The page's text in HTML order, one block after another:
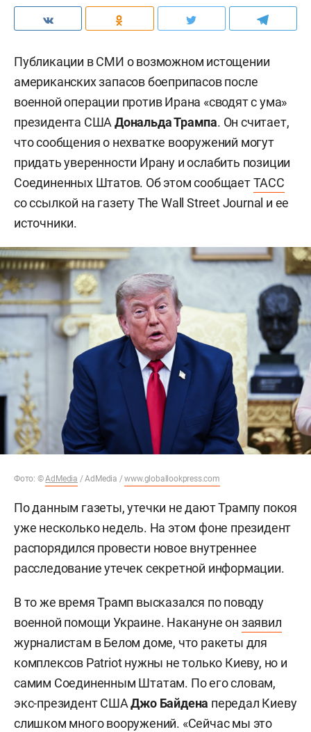
Публикации в СМИ о возможном истощении
американских запасов боеприпасов после
военной операции против Ирана «сводят с ума»
президента СШАДональда Трампа. Он считает,
что сообщения о нехватке вооружений могут
придать уверенности Ирану и ослабить позиции
Соединенных Штатов. Об этом сообщаетТАСС
со ссылкой на газету The Wall Street Journal и ее
источники.
Фото: ©AdMedia / AdMedia /www.globallookpress.com
По данным газеты, утечки не дают Трампу покоя
уже несколько недель. На этом фоне президент
распорядился провести новое внутреннее
расследование утечек секретной информации.
В то же время Трамп высказался по поводу
военной помощи Украине. Накануне он заявил
журналистам в Белом доме, что ракеты для
комплексов Patriot нужны не только Киеву, но и
самим Соединенным Штатам. По его словам,
экс-президент СШАДжо Байдена передал Киеву
слишком много вооружений. «Сейчас мы это